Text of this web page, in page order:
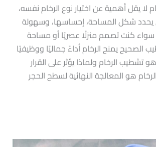
لا يقل أهمية عن اختيار نوع الرخام نفسه،
يحدد شكل المساحة، إحساسها، وسهولة
سواء كنت تصمم منزلًا عصريًا أو مساحة
الصحيح يمنح الرخام أداءً جماليًا ووظيفيًا
تشطيب الرخام ولماذا يؤثر على القرار
هو المعالجة النهائية لسطح الحجر